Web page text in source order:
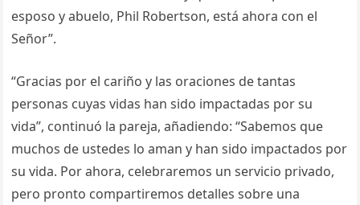
esposo y abuelo, Phil Robertson, está ahora con el
Señor”.
“Gracias por el cariño y las oraciones de tantas
personas cuyas vidas han sido impactadas por su
vida”, continuó la pareja, añadiendo: “Sabemos que
muchos de ustedes lo aman y han sido impactados por
su vida. Por ahora, celebraremos un servicio privado,
pero pronto compartiremos detalles sobre una